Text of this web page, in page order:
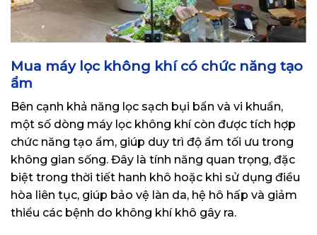
Mua máy lọc không khí có chức năng tạo
ẩm
Bên cạnh khả năng lọc sạch bụi bẩn và vi khuẩn,
một số dòng máy lọc không khí còn được tích hợp
chức năng tạo ẩm, giúp duy trì độ ẩm tối ưu trong
không gian sống. Đây là tính năng quan trọng, đặc
biệt trong thời tiết hanh khô hoặc khi sử dụng điều
hòa liên tục, giúp bảo vệ làn da, hệ hô hấp và giảm
thiểu các bệnh do không khí khô gây ra.